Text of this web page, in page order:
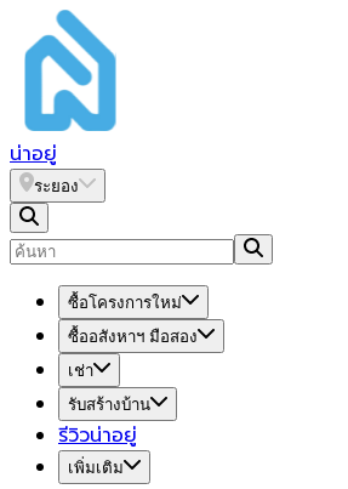
น่าอยู่
ระยอง
ซื้อโครงการใหม่
ซื้ออสังหาฯ มือสอง
เช่า
รับสร้างบ้าน
รีวิวน่าอยู่
เพิ่มเติม